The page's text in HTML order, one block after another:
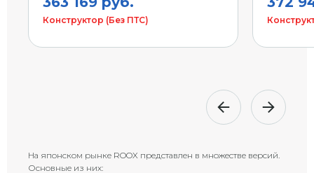
Конструктор (Без ПТС)
На японском рынке ROOX представлен в множестве версий.
Основные из них: